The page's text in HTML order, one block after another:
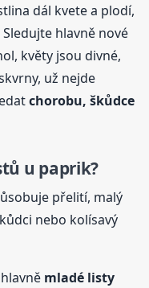
dál kvete a plodí,
Sledujte hlavně nové
květy jsou divné,
už nejde
chorobu, škůdce
u paprik?
přelití, malý
nebo kolísavý
mladé listy